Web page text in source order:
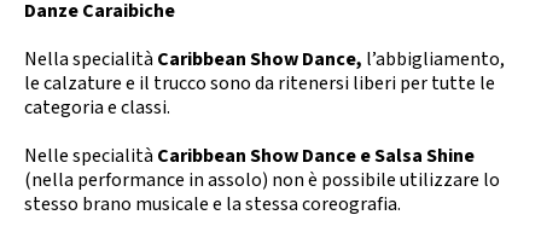
Danze Caraibiche
Nella specialità Caribbean Show Dance, l’abbigliamento,
le calzature e il trucco sono da ritenersi liberi per tutte le
categoria e classi.
Nelle specialità Caribbean Show Dance e Salsa Shine
(nella performance in assolo) non è possibile utilizzare lo
stesso brano musicale e la stessa coreografia.